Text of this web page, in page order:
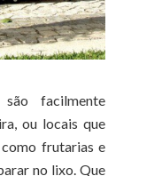
facilmente
ou locais que
como frutarias e
no lixo. Que